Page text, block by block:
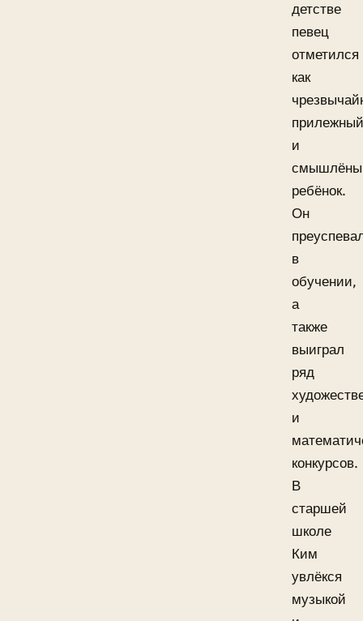
детстве
певец
отметился
как
прилежный
и
ребёнок.
Он
в
обучении,
а
также
выиграл
ряд
и
конкурсов.
В
старшей
школе
Ким
увлёкся
музыкой